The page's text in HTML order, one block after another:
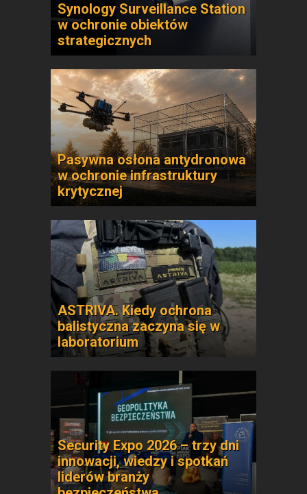
Synology Surveillance Station
w ochronie obiektów
strategicznych
Pasywna osłona antydronowa
w ochronie infrastruktury
krytycznej
ASTRIVA. Kiedy ochrona
balistyczna zaczyna się w
laboratorium
Security Expo 2026 – trzy dni
innowacji, wiedzy i spotkań
liderów branży